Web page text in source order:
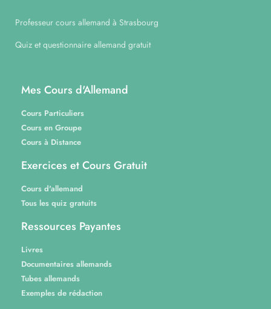
Professeur cours allemand à Strasbourg
Quiz et questionnaire allemand gratuit
Mes Cours d'Allemand
Cours Particuliers
Cours en Groupe
Cours à Distance
Exercices et Cours Gratuit
Cours d'allemand
Tous les quiz gratuits
Ressources Payantes
Livres
Documentaires allemands
Tubes allemands
Exemples de rédaction